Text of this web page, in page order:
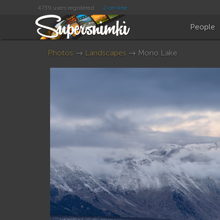
4739 users registered 2 on-line
People
Photos → Landscapes → Mono Lake